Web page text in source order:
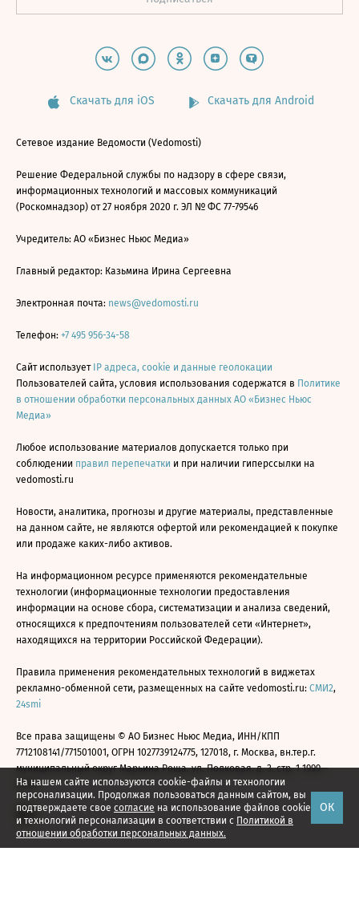
На нашем сайте используются cookie-файлы и технологии
персонализации. Продолжая пользоваться данным сайтом, вы
подтверждаете свое согласие на использование файлов cookie
и технологий персонализации в соответствии с Политикой в
отношении обработки персональных данных.
ОК
Скачать для iOS Скачать для Android
Сетевое издание Ведомости (Vedomosti)
Решение Федеральной службы по надзору в сфере связи,
информационных технологий и массовых коммуникаций
(Роскомнадзор) от 27 ноября 2020 г. ЭЛ № ФС 77-79546
Учредитель: АО «Бизнес Ньюс Медиа»
Главный редактор: Казьмина Ирина Сергеевна
Электронная почта: news@vedomosti.ru
Телефон: +7 495 956-34-58
Сайт использует IP адреса, cookie и данные геолокации
Пользователей сайта, условия использования содержатся в Политике
в отношении обработки персональных данных АО «Бизнес Ньюс
Медиа»
Любое использование материалов допускается только при
соблюдении правил перепечатки и при наличии гиперссылки на
vedomosti.ru
Новости, аналитика, прогнозы и другие материалы, представленные
на данном сайте, не являются офертой или рекомендацией к покупке
или продаже каких-либо активов.
На информационном ресурсе применяются рекомендательные
технологии (информационные технологии предоставления
информации на основе сбора, систематизации и анализа сведений,
относящихся к предпочтениям пользователей сети «Интернет»,
находящихся на территории Российской Федерации).
Правила применения рекомендательных технологий в виджетах
рекламно-обменной сети, размещенных на сайте vedomosti.ru: СМИ2,
24smi
Все права защищены © АО Бизнес Ньюс Медиа, ИНН/КПП
7712108141/771501001, ОГРН 1027739124775, 127018, г. Москва, вн.тер.г.
муниципальный округ Марьина Роща, ул. Полковая, д. 3, стр. 1 1999—
2026